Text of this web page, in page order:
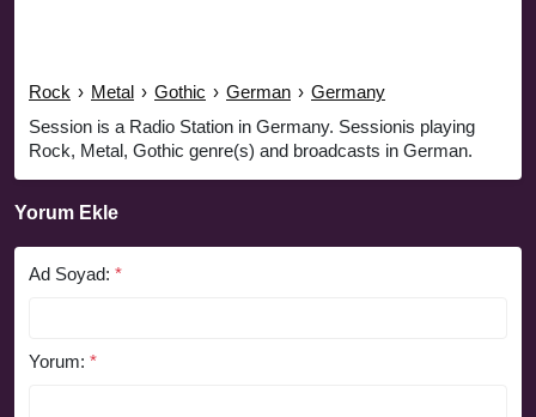
Rock › Metal › Gothic › German › Germany
Session is a Radio Station in Germany. Sessionis playing
Rock, Metal, Gothic genre(s) and broadcasts in German.
Yorum Ekle
Ad Soyad: *
Yorum: *